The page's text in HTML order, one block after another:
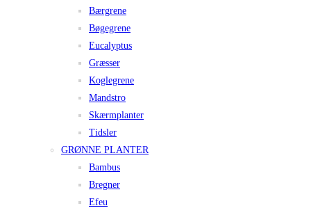
Bærgrene
Bøgegrene
Eucalyptus
Græsser
Koglegrene
Mandstro
Skærmplanter
Tidsler
GRØNNE PLANTER
Bambus
Bregner
Efeu